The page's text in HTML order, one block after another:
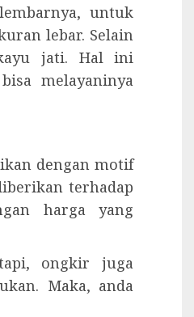
untuk
lebar. Selain
jati. Hal ini
melayaninya
dengan motif
terhadap
harga yang
ongkir juga
Maka, anda